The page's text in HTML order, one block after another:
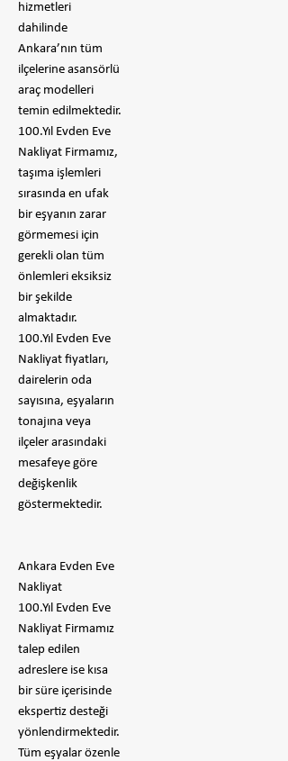
hizmetleri
dahilinde
Ankara’nın tüm
ilçelerine asansörlü
araç modelleri
temin edilmektedir.
100.Yıl Evden Eve
Nakliyat Firmamız,
taşıma işlemleri
sırasında en ufak
bir eşyanın zarar
görmemesi için
gerekli olan tüm
önlemleri eksiksiz
bir şekilde
almaktadır.
100.Yıl Evden Eve
Nakliyat fiyatları,
dairelerin oda
sayısına, eşyaların
tonajına veya
ilçeler arasındaki
mesafeye göre
değişkenlik
göstermektedir.
Ankara Evden Eve
Nakliyat
100.Yıl Evden Eve
Nakliyat Firmamız
talep edilen
adreslere ise kısa
bir süre içerisinde
ekspertiz desteği
yönlendirmektedir.
Tüm eşyalar özenle